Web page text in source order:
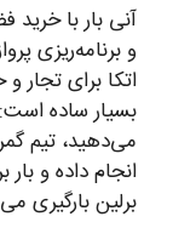
آنی بار با
و برنامه‌ریزی
اتکا برای تجار
بسیار ساده
می‌دهید، تیم
انجام داده و
برلین بارگیری